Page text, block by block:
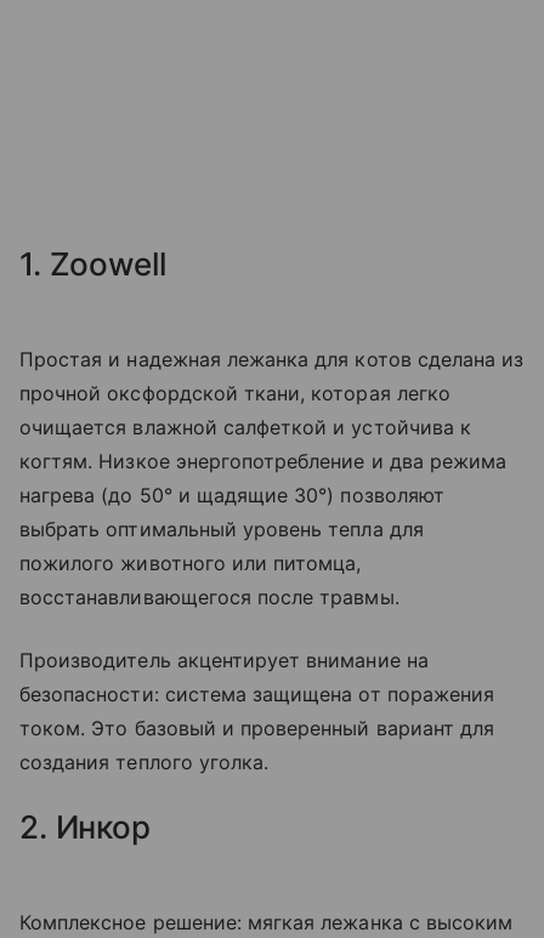
1. Zoowell
Простая и надежная лежанка для котов сделана из
прочной оксфордской ткани, которая легко
очищается влажной салфеткой и устойчива к
когтям. Низкое энергопотребление и два режима
нагрева (до 50° и щадящие 30°) позволяют
выбрать оптимальный уровень тепла для
пожилого животного или питомца,
восстанавливающегося после травмы.
Производитель акцентирует внимание на
безопасности: система защищена от поражения
током. Это базовый и проверенный вариант для
создания теплого уголка.
2. Инкор
Комплексное решение: мягкая лежанка с высоким